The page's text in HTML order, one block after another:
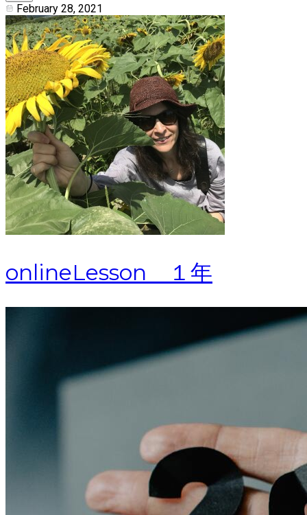
February 28, 2021
onlineLesson １年